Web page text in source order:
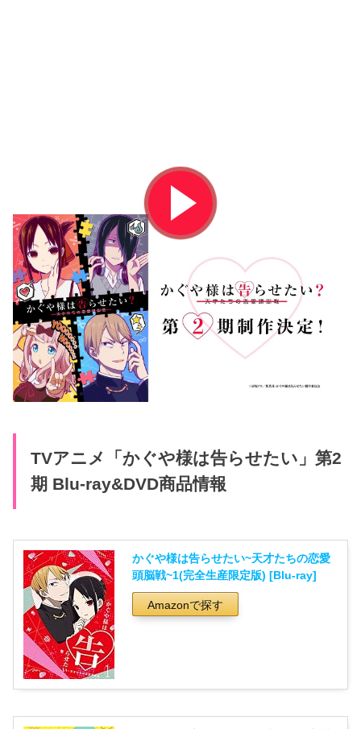
TVアニメ「かぐや様は告らせたい」第2
期 Blu-ray&DVD商品情報
かぐや様は告らせたい~天才たちの恋愛
頭脳戦~1(完全生産限定版) [Blu-ray]
Amazonで探す